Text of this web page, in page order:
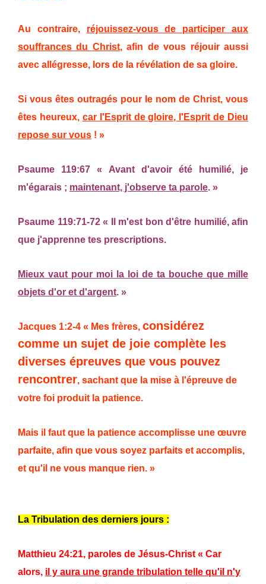
Au contraire, réjouissez-vous de participer aux
souffrances du Christ, afin de vous réjouir aussi
avec allégresse, lors de la révélation de sa gloire.
Si vous êtes outragés pour le nom de Christ, vous
êtes heureux, car l'Esprit de gloire, l'Esprit de Dieu
repose sur vous ! »
Psaume 119:67 « Avant d'avoir été humilié, je
m'égarais ; maintenant, j'observe ta parole. »
Psaume 119:71-72 « Il m'est bon d'être humilié, afin
que j'apprenne tes prescriptions.
Mieux vaut pour moi la loi de ta bouche que mille
objets d'or et d'argent. »
Jacques 1:2-4 « Mes frères, considérez
comme un sujet de joie complète les
diverses épreuves que vous pouvez
rencontrer, sachant que la mise à l'épreuve de
votre foi produit la patience.
Mais il faut que la patience accomplisse une œuvre
parfaite, afin que vous soyez parfaits et accomplis,
et qu'il ne vous manque rien. »
La Tribulation des derniers jours :
Matthieu 24:21, paroles de Jésus-Christ « Car
alors, il y aura une grande tribulation telle qu'il n'y